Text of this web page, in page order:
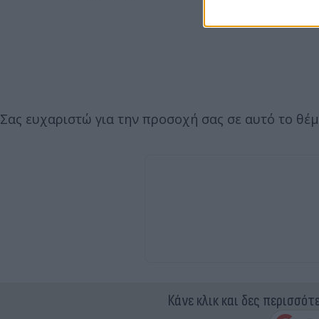
Σας ευχαριστώ για την προσοχή σας σε αυτό το
Κάνε κλικ και δες